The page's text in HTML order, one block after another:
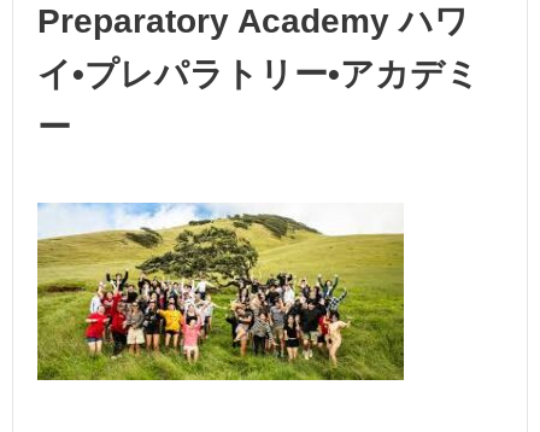
Preparatory Academy ハワ
イ•プレパラトリー•アカデミ
ー